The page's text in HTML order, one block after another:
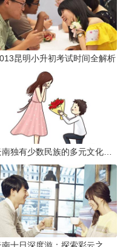
昆明小升初考试时间全解析